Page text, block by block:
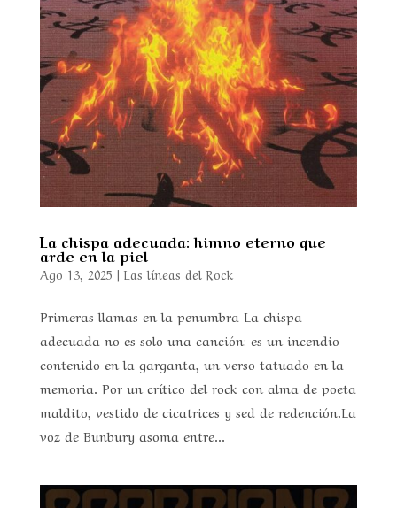
La chispa adecuada: himno eterno que
arde en la piel
Ago 13, 2025 | Las líneas del Rock
Primeras llamas en la penumbra La chispa
adecuada no es solo una canción: es un incendio
contenido en la garganta, un verso tatuado en la
memoria. Por un crítico del rock con alma de poeta
maldito, vestido de cicatrices y sed de redención.La
voz de Bunbury asoma entre...